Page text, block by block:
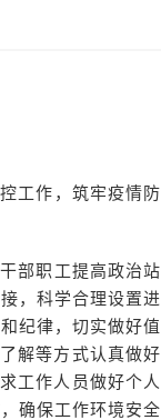
工作，筑牢疫情防
部职工提高政治站
，科学合理设置进
纪律，切实做好值
解等方式认真做好
工作人员做好个人
确保工作环境安全